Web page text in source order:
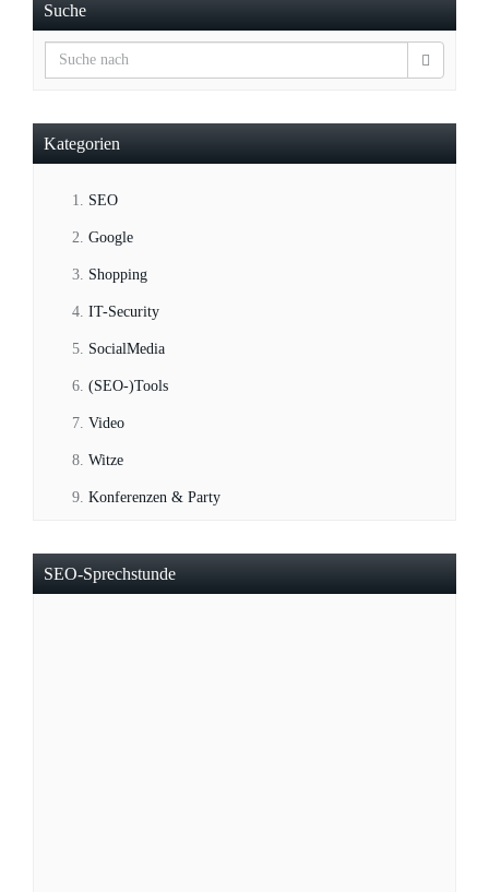
Suche
Kategorien
SEO
Google
Shopping
IT-Security
SocialMedia
(SEO-)Tools
Video
Witze
Konferenzen & Party
SEO-Sprechstunde